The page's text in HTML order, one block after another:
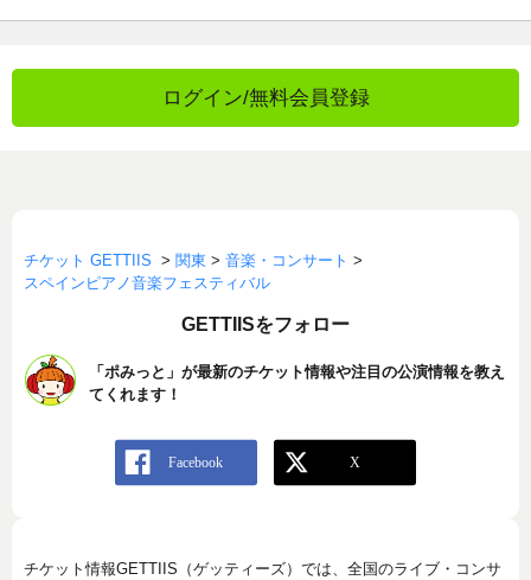
ログイン/無料会員登録
チケット GETTIIS > 関東 > 音楽・コンサート >
スペインピアノ音楽フェスティバル
GETTIISをフォロー
「ポみっと」が最新のチケット情報や注目の公演情報を教え
てくれます！
チケット情報GETTIIS（ゲッティーズ）では、全国のライブ・コンサ